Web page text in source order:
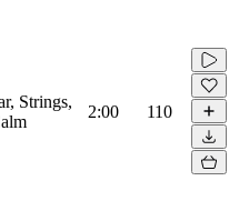
Strings,
2:00 110